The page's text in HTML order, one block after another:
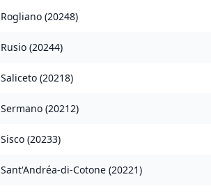
Rogliano (20248)
Rusio (20244)
Saliceto (20218)
Sermano (20212)
Sisco (20233)
Sant'Andréa-di-Cotone (20221)